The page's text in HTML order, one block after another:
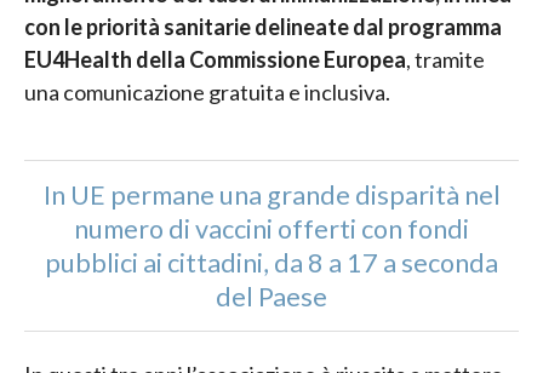
con le priorità sanitarie delineate dal programma
EU4Health della Commissione Europea, tramite
una comunicazione gratuita e inclusiva.
In UE permane una grande disparità nel
numero di vaccini offerti con fondi
pubblici ai cittadini, da 8 a 17 a seconda
del Paese